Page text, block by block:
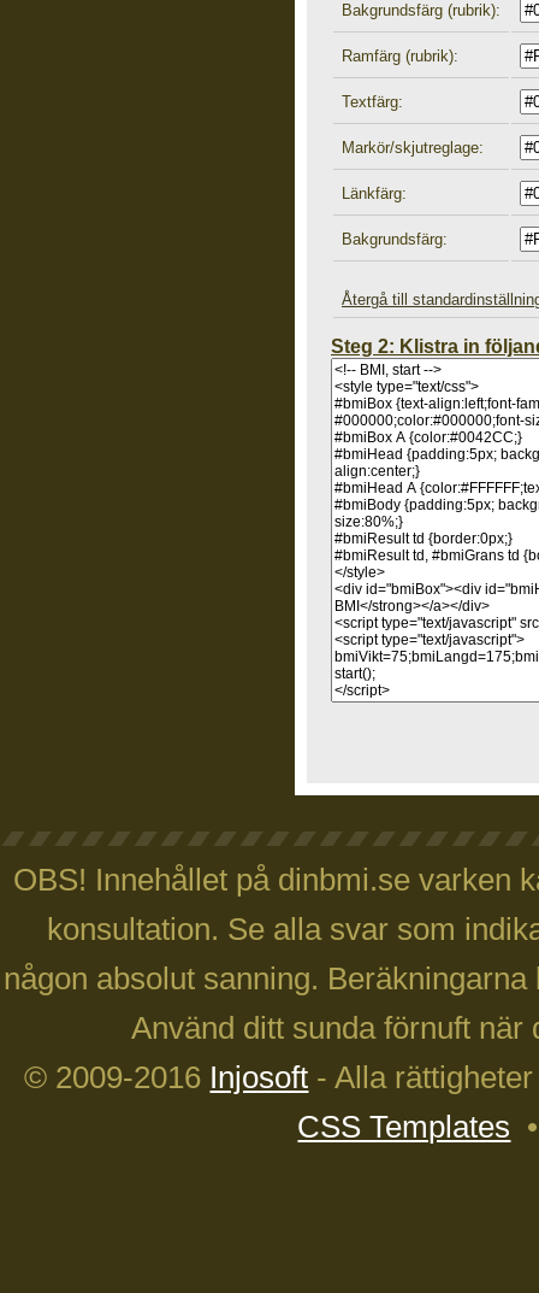
Bakgrundsfärg (rubrik):
Ramfärg (rubrik):
Textfärg:
Markör/skjutreglage:
Länkfärg:
Bakgrundsfärg:
Återgå till
Steg 2: Klistra in
OBS! Innehållet på dinbmi.se varken
konsultation. Se alla svar som
någon absolut sanning.
Använd ditt sunda förnuft
© 2009-2016 Injosoft - Alla
CSS Templates